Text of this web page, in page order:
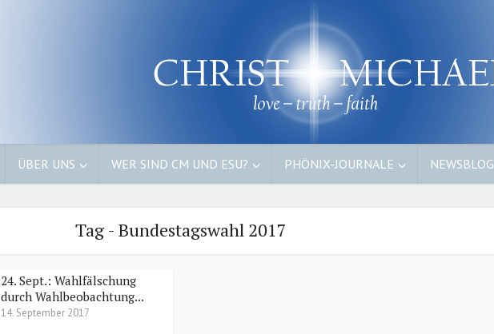
ÜBER UNS WER SIND CM UND ESU? PHÖNIX-JOURNALE NEWSBLOG
Tag - Bundestagswahl 2017
24. Sept.: Wahlfälschung
durch Wahlbeobachtung...
14. September 2017